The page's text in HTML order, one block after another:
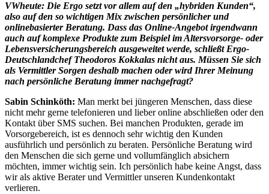
VWheute: Die Ergo setzt vor allem auf den „hybriden Kunden“,
also auf den so wichtigen Mix zwischen persönlicher und
onlinebasierter Beratung. Dass das Online-Angebot irgendwann
auch auf komplexe Produkte zum Beispiel im Altersvorsorge- oder
Lebensversicherungsbereich ausgeweitet werde, schließt Ergo-
Deutschlandchef Theodoros Kokkalas nicht aus. Müssen Sie sich
als Vermittler Sorgen deshalb machen oder wird Ihrer Meinung
nach persönliche Beratung immer nachgefragt?
Sabin Schinköth: Man merkt bei jüngeren Menschen, dass diese
nicht mehr gerne telefonieren und lieber online abschließen oder den
Kontakt über SMS suchen. Bei manchen Produkten, gerade im
Vorsorgebereich, ist es dennoch sehr wichtig den Kunden
ausführlich und persönlich zu beraten. Persönliche Beratung wird
den Menschen die sich gerne und vollumfänglich absichern
möchten, immer wichtig sein. Ich persönlich habe keine Angst, dass
wir als aktive Berater und Vermittler unseren Kundenkontakt
verlieren.